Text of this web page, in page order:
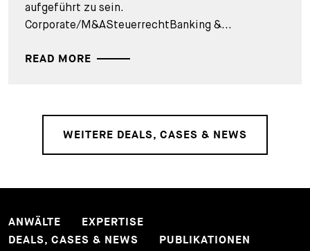
aufgeführt zu sein.
Corporate/M&ASteuerrechtBanking &...
READ MORE
WEITERE DEALS, CASES & NEWS
ANWÄLTE
EXPERTISE
DEALS, CASES & NEWS
PUBLIKATIONEN